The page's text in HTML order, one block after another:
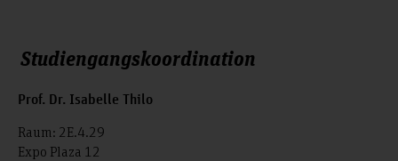
Studiengangskoordination
Prof. Dr. Isabelle Thilo
Raum: 2E.4.29
Expo Plaza 12